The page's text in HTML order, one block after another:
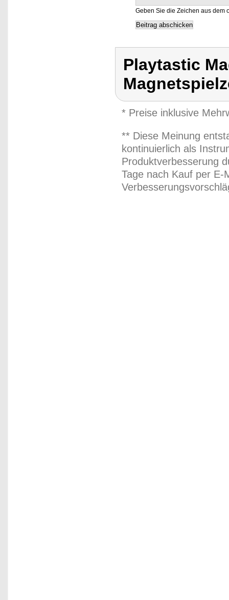
Geben Sie die Zeichen aus dem
Playtastic
* Preise inklusive
** Diese Meinung
kontinuierlich als
Produktverbesserung
Tage nach Kauf per E-